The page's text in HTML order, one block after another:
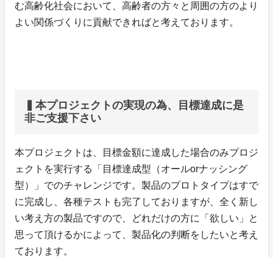
む高齢化社会において、高齢者の方々と周囲の方のより
よい関係づくりに貢献できればと考えております。
▍本プロジェクトの実現の為、目標達成に是
非ご支援下さい
本プロジェクトは、目標金額に達成した場合のみプロジ
ェクトを実行する「目標達成型（オールorナッシング
型）」でのチャレンジです。製品のプロトタイプはすで
に完成し、各種テストも完了しておりますが、全く新し
い考え方の製品ですので、どれだけの方に「欲しい」と
思って頂けるかによって、製品化の判断をしたいと考え
ております。